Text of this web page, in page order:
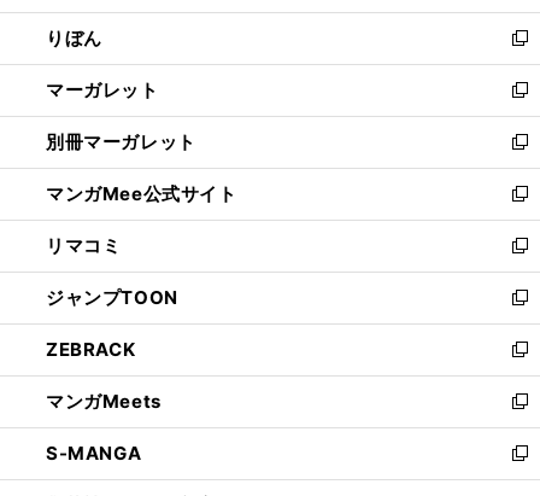
開
く
ウ
で
開
く
ン
ド
ウ
で
開
く
ウ
ィ
ン
ド
ウ
で
開
く
りぼん
新
し
い
ウ
ィ
ン
ド
ウ
で
開
く
マーガレット
新
し
い
ウ
ィ
ン
ド
ウ
で
開
く
別冊マーガレット
新
し
い
ウ
ィ
ン
ド
ウ
で
開
く
マンガMee公式サイト
新
し
い
ウ
ィ
ン
ド
ウ
で
開
く
リマコミ
新
し
い
ウ
ィ
ン
ド
ウ
で
開
ジャンプTOON
新
し
い
ウ
ィ
ン
ド
ウ
ZEBRACK
新
し
い
ウ
ィ
ン
マンガMeets
新
し
い
ウ
S-MANGA
新
し